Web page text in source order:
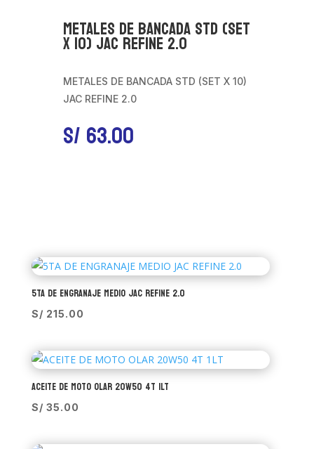
METALES DE BANCADA STD (SET
X 10) JAC REFINE 2.0
METALES DE BANCADA STD (SET X 10)
JAC REFINE 2.0
S/63.00
5TA DE ENGRANAJE MEDIO JAC REFINE 2.0
S/ 215.00
ACEITE DE MOTO OLAR 20W50 4T 1LT
S/ 35.00